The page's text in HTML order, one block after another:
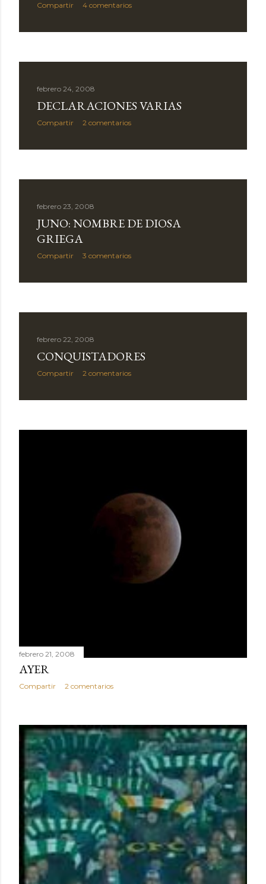
Compartir 4 comentarios
febrero 24, 2008
DECLARACIONES VARIAS
Compartir 2 comentarios
febrero 23, 2008
JUNO: NOMBRE DE DIOSA
GRIEGA
Compartir 3 comentarios
febrero 22, 2008
CONQUISTADORES
Compartir 2 comentarios
febrero 21, 2008
AYER
Compartir 2 comentarios